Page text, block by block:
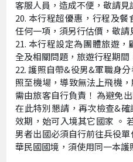
客服人員，造成不便，敬請見
本行程超優惠，行程及餐
任何一項，須另行估價，敬請
本行程設定為團體旅遊，
全及相關問題，旅遊行程期間
護照自帶&役男&軍職身
照至機場，導致無法上飛機
需由旅客自行負責！ 為避免
在此特別懇請，再次檢查&
效期，始可入境其它國家 。
男者出國必須自行前往兵役
華民國國境，須使用同一本護